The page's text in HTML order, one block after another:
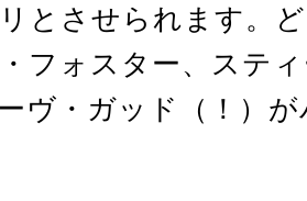
とさせられます。
フォスター、ステ
ヴ・ガッド（！）